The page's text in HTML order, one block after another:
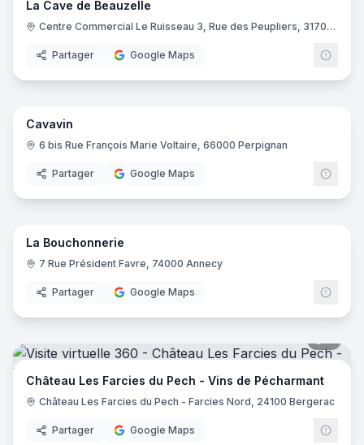
La Cave de Beauzelle
Centre Commercial Le Ruisseau 3, Rue des Peupliers, 31700 Beauzelle
Partager Google Maps
8
Cavavin
6 bis Rue François Marie Voltaire, 66000 Perpignan
Partager Google Maps
10
La Bouchonnerie
7 Rue Président Favre, 74000 Annecy
Partager Google Maps
Château Les Farcies du Pech - Vins de Pécharmant
Château Les Farcies du Pech - Farcies Nord, 24100 Bergerac
Partager Google Maps